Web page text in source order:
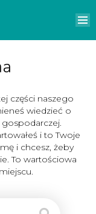
części naszego
wiedzieć o
gospodarczej.
i to Twoje
i chcesz, żeby
To wartościowa